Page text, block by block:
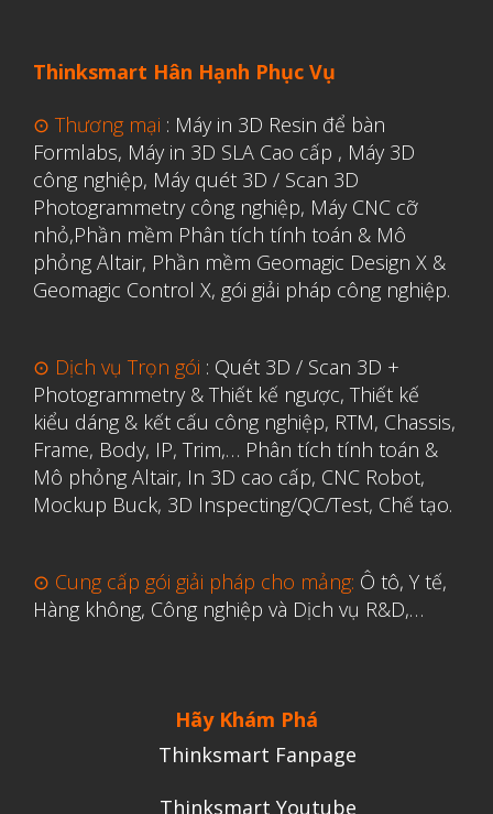
Thinksmart Hân Hạnh Phục Vụ
⊙ Thương mại : Máy in 3D Resin để bàn
Formlabs, Máy in 3D SLA Cao cấp , Máy 3D
công nghiệp, Máy quét 3D / Scan 3D
Photogrammetry công nghiệp, Máy CNC cỡ
nhỏ,Phần mềm Phân tích tính toán & Mô
phỏng Altair, Phần mềm Geomagic Design X &
Geomagic Control X, gói giải pháp công nghiệp.
⊙ Dịch vụ Trọn gói : Quét 3D / Scan 3D +
Photogrammetry & Thiết kế ngược, Thiết kế
kiểu dáng & kết cấu công nghiệp, RTM, Chassis,
Frame, Body, IP, Trim,… Phân tích tính toán &
Mô phỏng Altair, In 3D cao cấp, CNC Robot,
Mockup Buck, 3D Inspecting/QC/Test, Chế tạo.
⊙ Cung cấp gói giải pháp cho mảng: Ô tô, Y tế,
Hàng không, Công nghiệp và Dịch vụ R&D,…
Hãy Khám Phá
Thinksmart Fanpage
Thinksmart Youtube